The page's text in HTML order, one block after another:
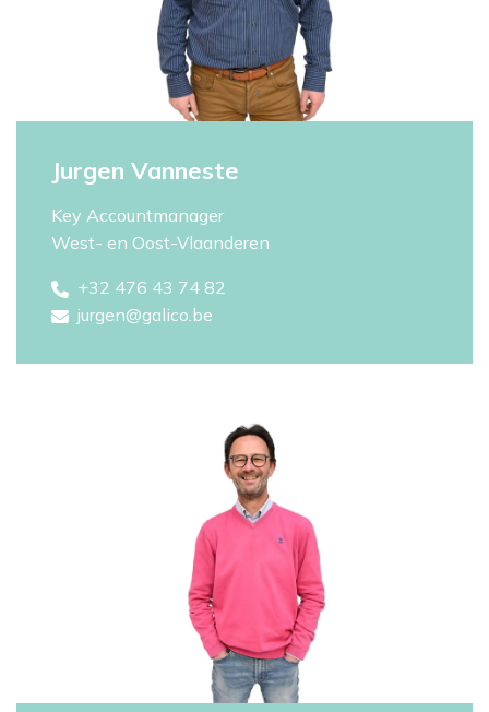
Jurgen Vanneste
Key Accountmanager
West- en Oost-Vlaanderen
+32 476 43 74 82
jurgen@galico.be